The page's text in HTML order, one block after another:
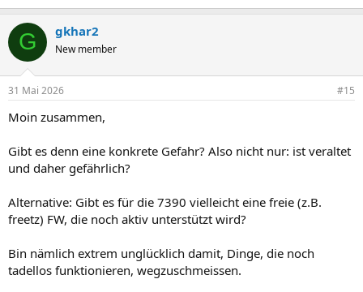
G gkhar2
New member
31 Mai 2026 #15
Moin zusammen,
Gibt es denn eine konkrete Gefahr? Also nicht nur: ist veraltet
und daher gefährlich?
Alternative: Gibt es für die 7390 vielleicht eine freie (z.B.
freetz) FW, die noch aktiv unterstützt wird?
Bin nämlich extrem unglücklich damit, Dinge, die noch
tadellos funktionieren, wegzuschmeissen.